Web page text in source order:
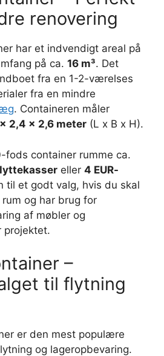
renovering
har et indvendigt areal på
på ca. 16 m³. Det
fra en 1-2-værelses
fra en mindre
. Containeren måler
2,4 x 2,6 meter (L x B x H).
fods container rumme ca.
eller 4 EUR-
til et godt valg, hvis du skal
og har brug for
af møbler og
projektet.
–
til flytning
er den mest populære
og lageropbevaring.